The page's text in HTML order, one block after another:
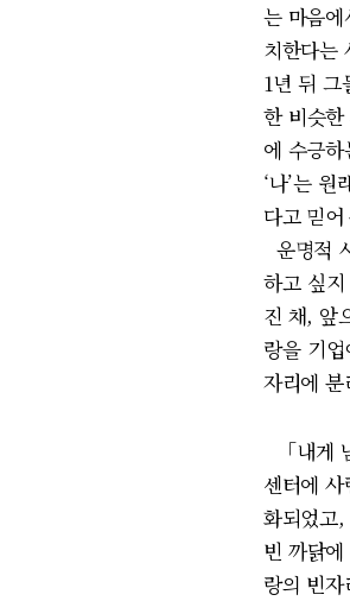
는 마음
치한다는
1년 뒤 그
한 비슷
에 수긍
‘나’는
다고 믿
운명적
하고 싶
진 채, 앞
랑을 기
자리에 분
「내게
센터에
화되었고
빈 까닭
랑의 빈